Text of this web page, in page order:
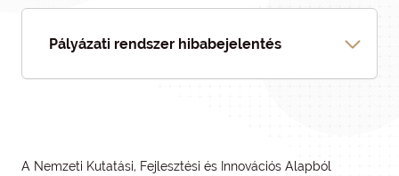
Pályázati rendszer hibabejelentés
A Nemzeti Kutatási, Fejlesztési és Innovációs Alapból